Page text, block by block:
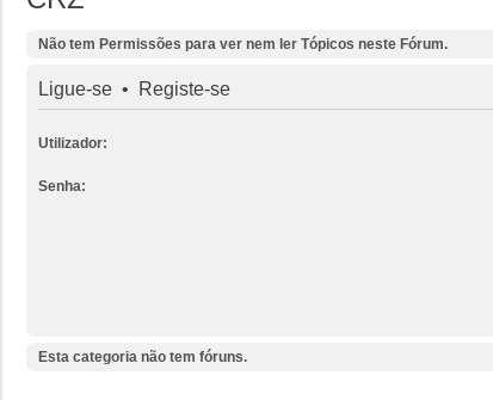
Não tem Permissões para ver nem ler Tópicos neste Fórum.
Ligue-se • Registe-se
Utilizador:
Senha:
Esta categoria não tem fóruns.